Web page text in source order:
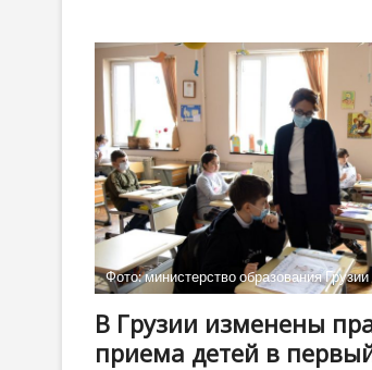
будет
погода
на
Пасху
в
Грузии
Фото: министерство образования Грузии
В Грузии изменены
приема детей в